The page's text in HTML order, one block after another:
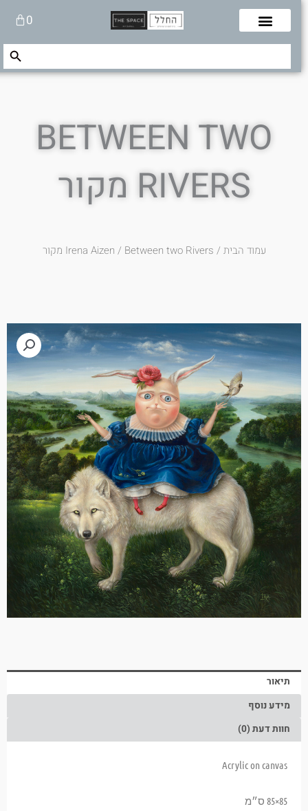
0עגלת
קניות
Search
Search Button
BETWEEN TWO
RIVERS מקור
עמוד הבית/
Irena Aizen/ Between two Rivers מקור
תיאור
מידע נוסף
חוות דעת (0)
Acrylic on canvas
85×85 ס״מ